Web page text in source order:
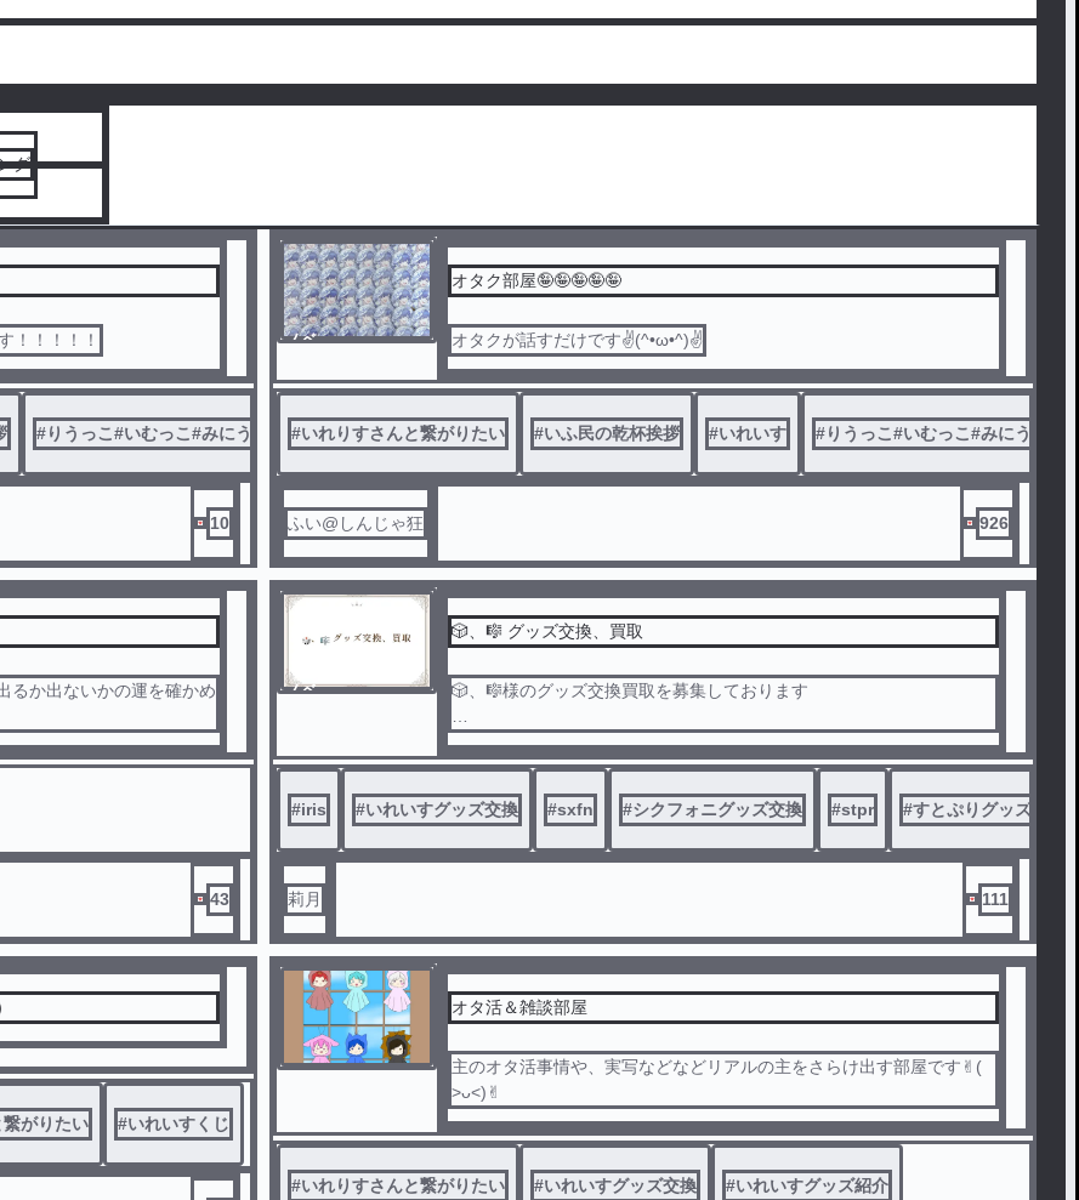
グ
！！！！！
#りうっこ#いむっこ#みにうさ#ないふぁみ＃いふ民#あにきっず #いれいすあーと #いれいすグッズ交換
10
ノベ
オタク部屋🤪🤪🤪🤪🤪
オタクが話すだけです✌️(^•ω•^)✌️
#いれりすさんと繋がりたい #いふ民の乾杯挨拶 #いれいす #りうっこ#いむっこ#みにうさ#
ふい@しんじゃ狂 926
るか出ないかの運を確かめ
43
ノベ
🎲、🎼 グッズ交換、買取
🎲、🎼様のグッズ交換買取を募集しております
他アプリでも募集しておりますので、辞退させていただきたく場合がご
ざいます🙇‍♀️
詳細は投稿内容をご覧下さい
#iris #いれいすグッズ交換 #sxfn #シクフォニグッズ交換 #stpr #すとぷりグッズ交換
莉月 111
がりたい #いれいすくじ
オタ活＆雑談部屋
主のオタ活事情や、実写などなどリアルの主をさらけ出す部屋です✌︎(
>ᴗ<)✌︎
#いれりすさんと繋がりたい #いれいすグッズ交換 #いれいすグッズ紹介